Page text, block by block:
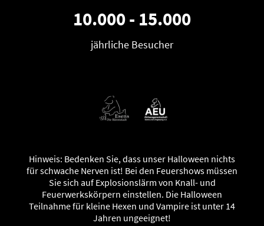
10.000 - 15.000
jährliche Besucher
Hinweis: Bedenken Sie, dass unser Halloween nichts
für schwache Nerven ist! Bei den Feuershows müssen
Sie sich auf Explosionslärm von Knall- und
Feuerwerkskörpern einstellen. Die Halloween
Teilnahme für kleine Hexen und Vampire ist unter 14
Jahren ungeeignet!